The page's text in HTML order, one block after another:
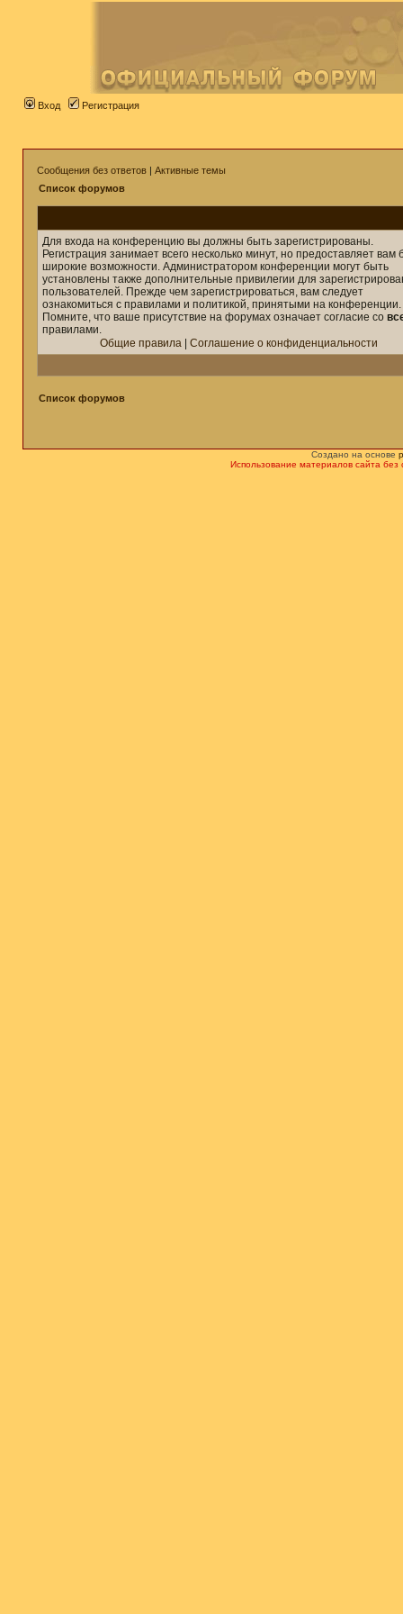
Вход Регистрация
Сообщения без ответов | Активные темы
Список форумов
Для входа на конференцию вы должны быть зарегистрированы.
Регистрация занимает всего несколько минут, но предоставляет вам
широкие возможности. Администратором конференции могут быть
установлены также дополнительные привилегии для
пользователей. Прежде чем зарегистрироваться, вам следует
ознакомиться с правилами и политикой, принятыми на конференции.
Помните, что ваше присутствие на форумах означает согласие со
правилами.
Общие правила
Соглашение о конфиденциальности
Список форумов
Создано на основе
Использование материалов сайта